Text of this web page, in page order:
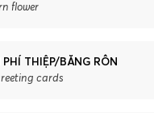
flower
PHÍ THIỆP/BĂNG RÔN
cards